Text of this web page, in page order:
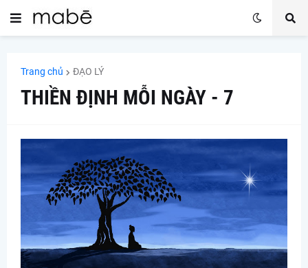
Trang chủ ĐẠO LÝ
THIỀN ĐỊNH MỖI NGÀY - 7